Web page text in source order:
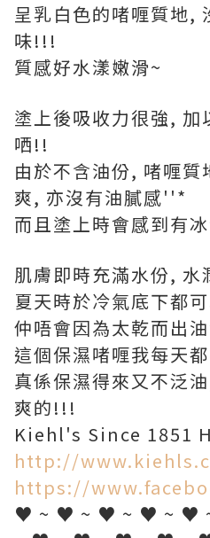
呈乳白色的啫喱質地,
味!!!
質感好水漾嫩滑~
塗上後吸收力很強, 加
哂!!
由於不含油份, 啫喱質
爽, 亦沒有油膩感''*
而且塗上時會感到有
肌膚即時充滿水份, 水
夏天時於冷氣底下都
仲唔會因為太乾而出
這個保濕啫喱我每天
真係保濕得來又不泛
爽的!!!
Kiehl's Since 1851
http://
https://
♥ ~ ♥ ~ ♥ ~ ♥ ~ ♥